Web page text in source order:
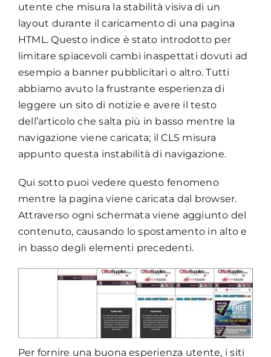
utente che misura la stabilità visiva di un
layout durante il caricamento di una pagina
HTML. Questo indice è stato introdotto per
limitare spiacevoli cambi inaspettati dovuti ad
esempio a banner pubblicitari o altro. Tutti
abbiamo avuto la frustrante esperienza di
leggere un sito di notizie e avere il testo
dell’articolo che salta più in basso mentre la
navigazione viene caricata; il CLS misura
appunto questa instabilità di navigazione.
Qui sotto puoi vedere questo fenomeno
mentre la pagina viene caricata dal browser.
Attraverso ogni schermata viene aggiunto del
contenuto, causando lo spostamento in alto e
in basso degli elementi precedenti.
Per fornire una buona esperienza utente, i siti